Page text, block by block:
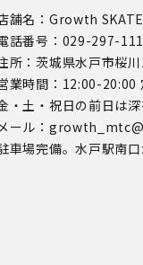
舗名：Growth
話番号：029-297-
所：茨城県水戸市桜
業時間：12:00-20:00
・土・祝日の前日は
ール：
車場完備。水戸駅南口